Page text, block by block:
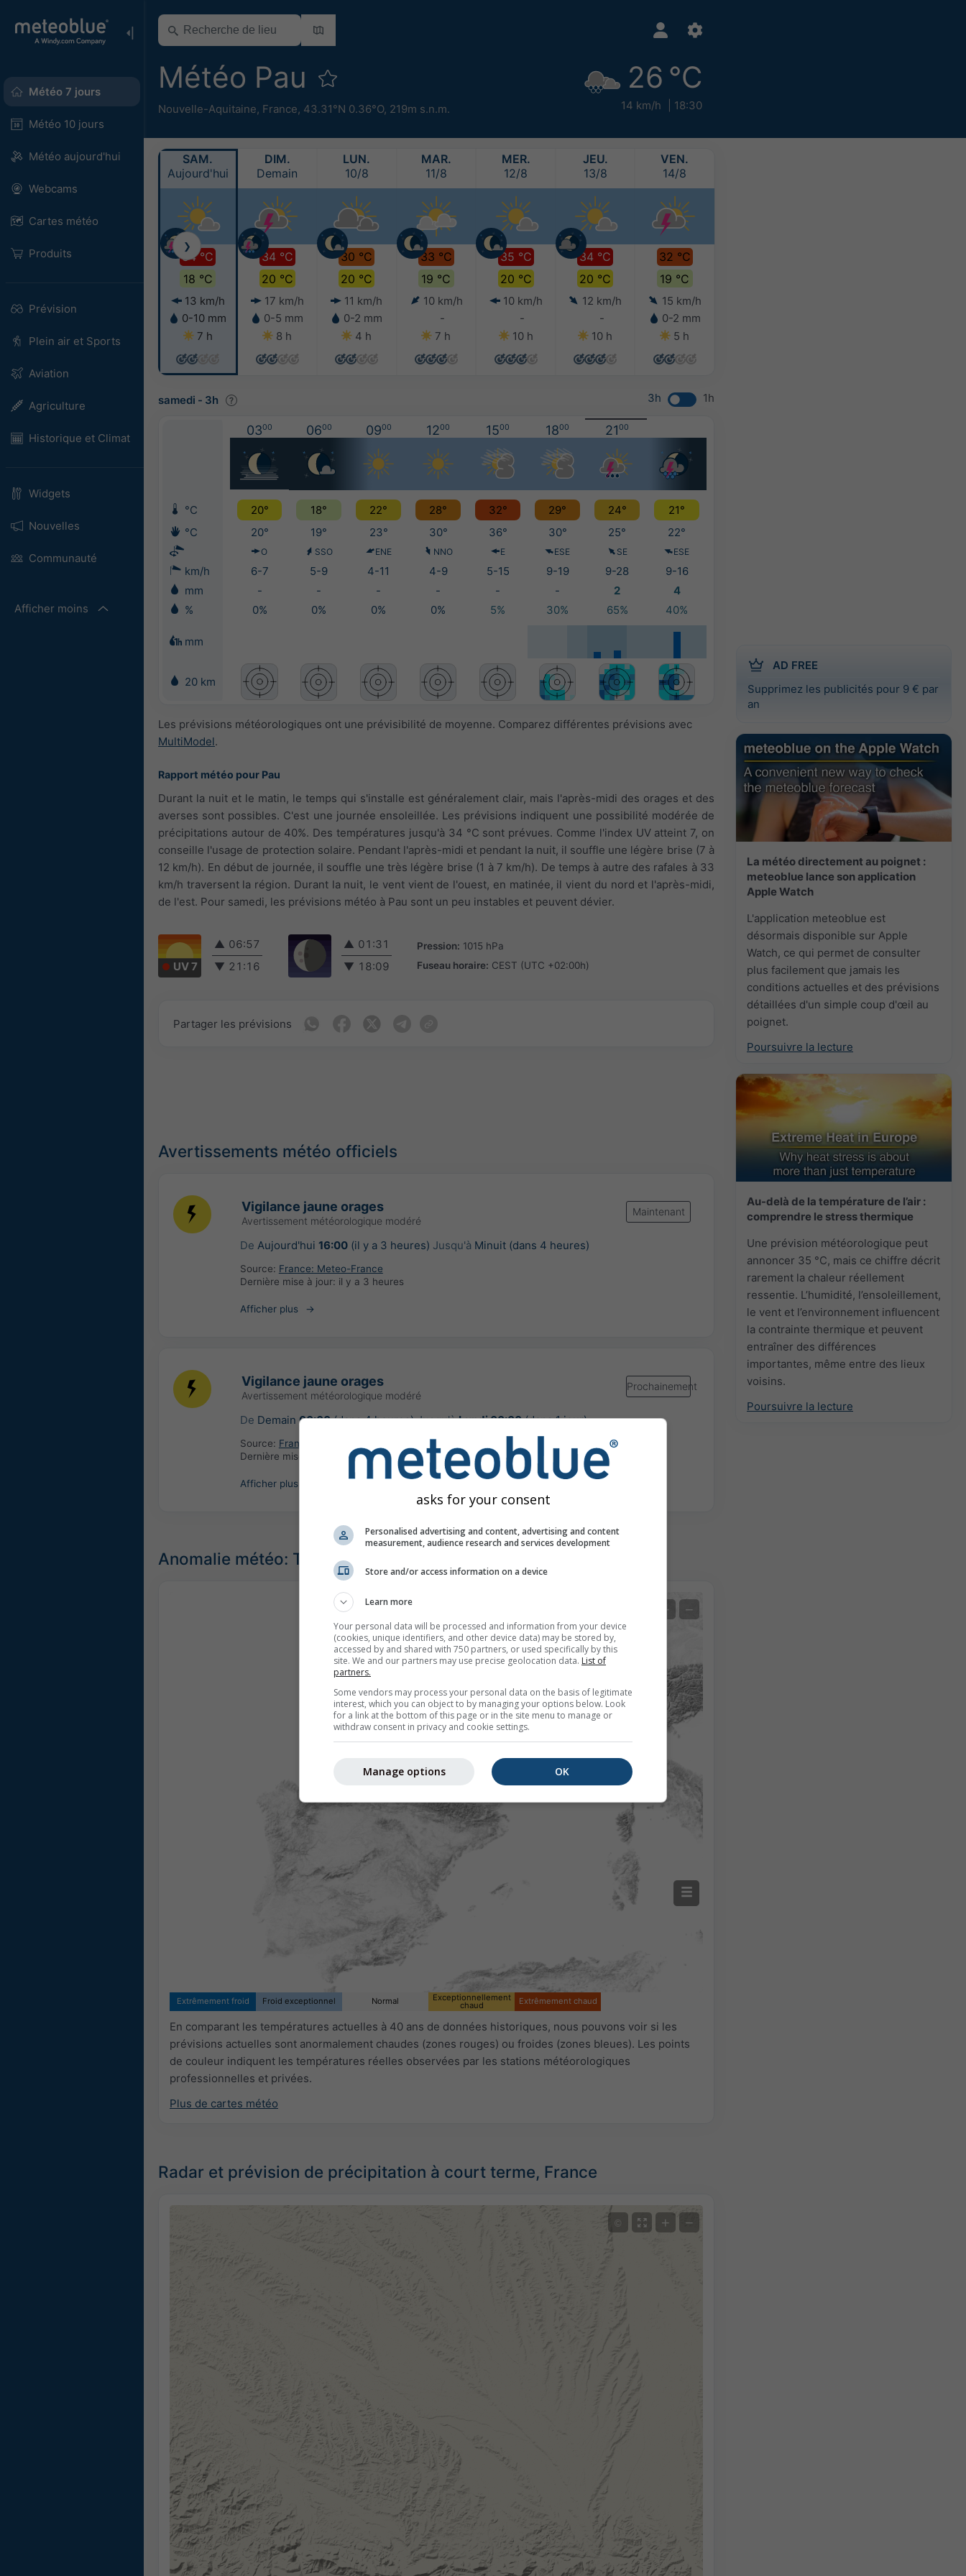
Météo 7 jours
Météo 10 jours
Météo aujourd'hui
Webcams
Cartes météo
Produits
Prévision
Plein air et Sports
Aviation
Agriculture
Historique et Climat
Widgets
Nouvelles
Communauté
Afficher moins
Météo Pau
Nouvelle-Aquitaine, France, 43.31°N 0.36°O, 219m s.n.m.
26 °C
14 km/h 18:30
AD FREE
Supprimez les publicités pour 9 € par
an
La météo directement au poignet :
meteoblue lance son application
Apple Watch
L'application meteoblue est
désormais disponible sur Apple
Watch, ce qui permet de consulter
plus facilement que jamais les
conditions actuelles et des prévisions
détaillées d'un simple coup d'œil au
poignet.
Poursuivre la lecture
Au-delà de la température de l’air :
comprendre le stress thermique
Une prévision météorologique peut
annoncer 35 °C, mais ce chiffre décrit
rarement la chaleur réellement
ressentie. L’humidité, l’ensoleillement,
le vent et l’environnement influencent
la contrainte thermique et peuvent
entraîner des différences
importantes, même entre des lieux
voisins.
Poursuivre la lecture
SAM.
Aujourd'hui
34 °C
18 °C
13 km/h
0-10 mm
7 h
DIM.
Demain
34 °C
20 °C
17 km/h
0-5 mm
8 h
LUN.
10/8
30 °C
20 °C
11 km/h
0-2 mm
4 h
MAR.
11/8
33 °C
19 °C
10 km/h
-
7 h
MER.
12/8
35 °C
20 °C
10 km/h
-
10 h
JEU.
13/8
34 °C
20 °C
12 km/h
-
10 h
VEN.
14/8
32 °C
19 °C
15 km/h
0-2 mm
5 h
❯
samedi - 3h 3h 1h
0300 0600 0900 1200 1500 1800 2100
°C 20° 18° 22° 28° 32° 29° 24°
21°
°C
20° 19° 23° 30° 36° 30° 25° 22°
O SSO ENE NNO E ESE SE ESE
km/h 6-7 5-9 4-11 4-9 5-15 9-19 9-28
9-16
mm
- - - - - - 2
4
%
0% 0% 0% 0% 5% 30% 65% 40%
mm
20 km
Les prévisions météorologiques ont une prévisibilité de moyenne. Comparez différentes prévisions avec
MultiModel.
Rapport météo pour Pau
Durant la nuit et le matin, le temps qui s'installe est généralement clair, mais l'après-midi des orages et des
averses sont possibles. C'est une journée ensoleillée. Les prévisions indiquent une possibilité modérée de
précipitations autour de 40%. Des températures jusqu'à 34 °C sont prévues. Comme l'index UV atteint 7, on
conseille l'usage de protection solaire. Pendant l'après-midi et pendant la nuit, il souffle une légère brise (7 à
12 km/h). En début de journée, il souffle une très légère brise (1 à 7 km/h). De temps à autre des rafales à 33
km/h traversent la région. Durant la nuit, le vent vient de l'ouest, en matinée, il vient du nord et l'après-midi,
de l'est. Pour samedi, les prévisions météo à Pau sont un peu instables et peuvent dévier.
UV 7
▲ 06:57
▼ 21:16
▲ 01:31
▼ 18:09
Pression: 1015 hPa
Fuseau horaire: CEST (UTC +02:00h)
Partager les prévisions
Avertissements météo officiels
Vigilance jaune orages
Avertissement météorologique modéré
Maintenant
De Aujourd'hui 16:00(il y a 3 heures) Jusqu'à Minuit (dans 4 heures)
Source: France: Meteo-France
Dernière mise à jour: il y a 3 heures
Afficher plus
Vigilance jaune orages
Avertissement météorologique modéré
Prochainement
De Demain 00:00(dans 4 heures)Jusqu'à Lundi 00:00(dans 1 jour)
Source: France: Meteo-France
Dernière mise à jour:
il y a 3 heures
Afficher plus
Anomalie météo: Temps extrêmement chaud pour la saison
+ −
Extrêmement froid Froid exceptionnel Normal Exceptionnellement
chaud Extrêmement chaud
En comparant les températures actuelles à 40 ans de données historiques, nous pouvons voir si les
prévisions actuelles sont anormalement chaudes (zones rouges) ou froides (zones bleues). Les points
de couleur indiquent les températures réelles observées par les stations météorologiques
professionnelles et privées.
Plus de cartes météo
Radar et prévision de précipitation à court terme, France
© + −
asks for your consent
Personalised advertising and content, advertising and content
measurement, audience research and services development
Store and/or access information on a device
Learn more
Your personal data will be processed and information from your device
(cookies, unique identifiers, and other device data) may be stored by,
accessed by and shared with 750 partners, or used specifically by this
site. We and our partners may use precise geolocation data. List of
partners.
Some vendors may process your personal data on the basis of legitimate
interest, which you can object to by managing your options below. Look
for a link at the bottom of this page or in the site menu to manage or
withdraw consent in privacy and cookie settings.
OK
Manage options